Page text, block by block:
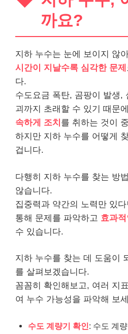
까요?
지하 누수는 눈에 보이지 않
시간이 지날수록 심각한 문제
다.
수도요금 폭탄, 곰팡이 발생,
괴까지 초래할 수 있기 때문에
속하게 조치 를 취하는 것이
하지만 지하 누수를 어떻게
겁니다.
다행히 지하 누수를 찾는 방
않습니다.
집중력과 약간의 노력만 있
통해 문제를 파악하고 효과
수 있습니다.
지하 누수를 찾는 데 도움이
를 살펴보겠습니다.
꼼꼼히 확인해보고, 여러 지
여 누수 가능성을 파악해 보
수도 계량기 확인: 수도 계